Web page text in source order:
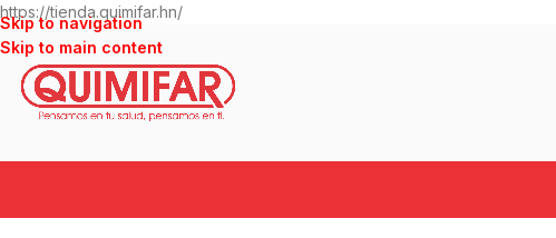
https://tienda.quimifar.hn/
Skip to navigation
Skip to main content